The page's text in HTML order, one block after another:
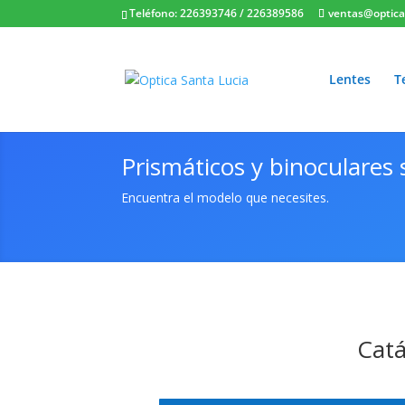
Teléfono: 226393746/226389586
Lentes
Prismáticos y binoculares
Encuentra el modelo que necesites.